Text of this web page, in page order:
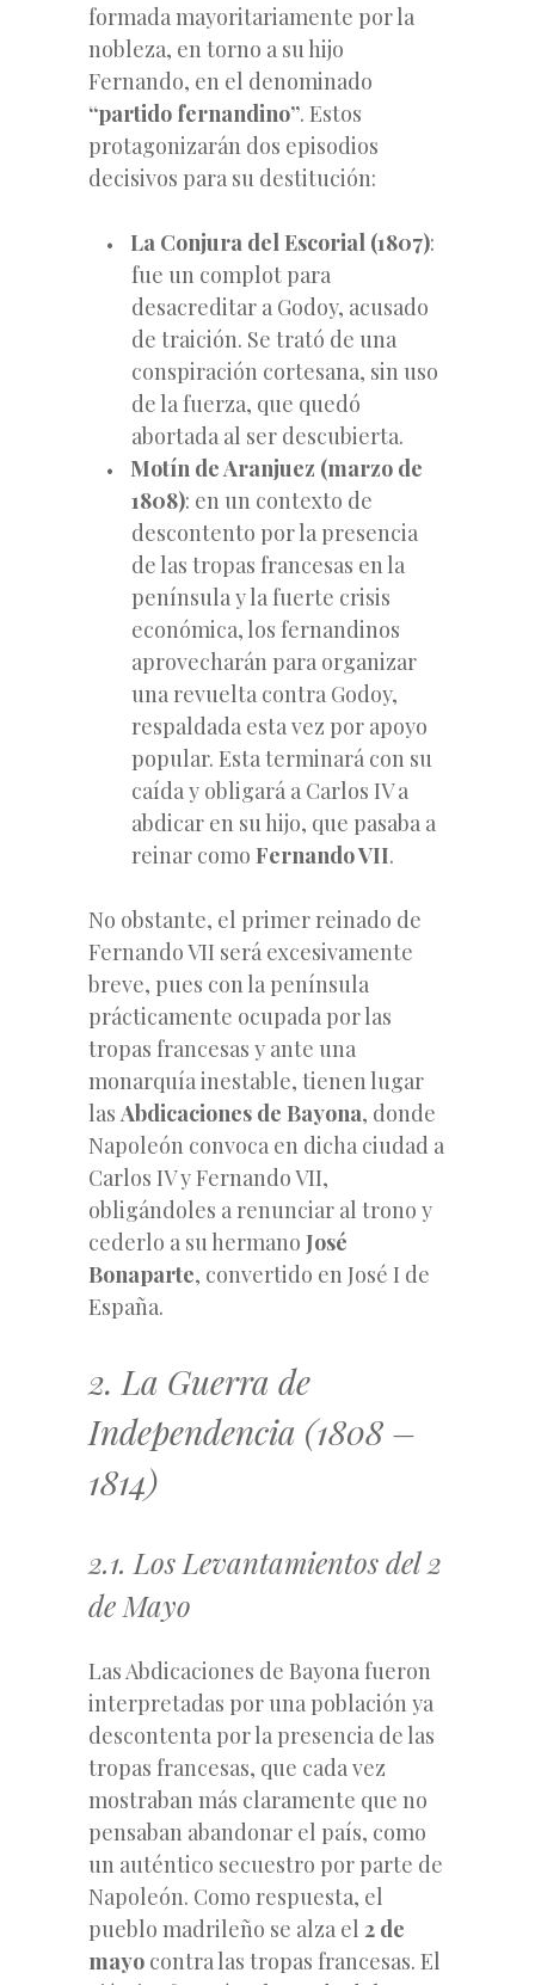
formada mayoritariamente por la
nobleza, en torno a su hijo
Fernando, en el denominado
“partido fernandino”. Estos
protagonizarán dos episodios
decisivos para su destitución:
La Conjura del Escorial (1807):
fue un complot para
desacreditar a Godoy, acusado
de traición. Se trató de una
conspiración cortesana, sin uso
de la fuerza, que quedó
abortada al ser descubierta.
Motín de Aranjuez (marzo de
1808): en un contexto de
descontento por la presencia
de las tropas francesas en la
península y la fuerte crisis
económica, los fernandinos
aprovecharán para organizar
una revuelta contra Godoy,
respaldada esta vez por apoyo
popular. Esta terminará con su
caída y obligará a Carlos IV a
abdicar en su hijo, que pasaba a
reinar como Fernando VII.
No obstante, el primer reinado de
Fernando VII será excesivamente
breve, pues con la península
prácticamente ocupada por las
tropas francesas y ante una
monarquía inestable, tienen lugar
las Abdicaciones de Bayona, donde
Napoleón convoca en dicha ciudad a
Carlos IV y Fernando VII,
obligándoles a renunciar al trono y
cederlo a su hermano José
Bonaparte, convertido en José I de
España.
2. La Guerra de
Independencia (1808 –
1814)
2.1. Los Levantamientos del 2
de Mayo
Las Abdicaciones de Bayona fueron
interpretadas por una población ya
descontenta por la presencia de las
tropas francesas, que cada vez
mostraban más claramente que no
pensaban abandonar el país, como
un auténtico secuestro por parte de
Napoleón. Como respuesta, el
pueblo madrileño se alza el 2 de
mayo contra las tropas francesas. El